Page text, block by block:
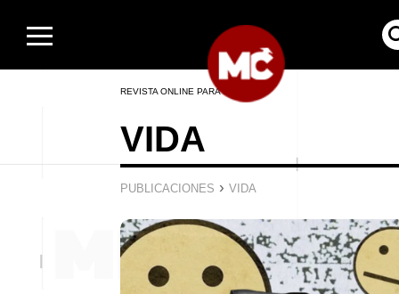
REVISTA ONLINE PARA HOMBRES
VIDA
PUBLICACIONES › VIDA